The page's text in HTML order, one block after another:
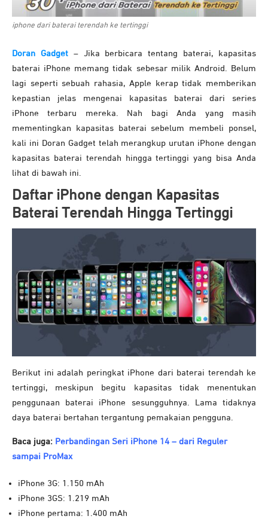
iphone dari baterai terendah ke tertinggi
Doran Gadget
– Jika berbicara tentang baterai, kapasitas
baterai iPhone memang tidak sebesar milik Android. Belum
lagi seperti sebuah rahasia, Apple kerap tidak memberikan
kepastian jelas mengenai kapasitas baterai dari series
iPhone terbaru mereka. Nah bagi Anda yang masih
mementingkan kapasitas baterai sebelum membeli ponsel,
kali ini Doran Gadget telah merangkup urutan iPhone dengan
kapasitas baterai terendah hingga tertinggi yang bisa Anda
lihat di bawah ini.
Daftar iPhone dengan Kapasitas
Baterai Terendah Hingga Tertinggi
Berikut ini adalah peringkat iPhone dari baterai terendah ke
tertinggi, meskipun begitu kapasitas tidak menentukan
penggunaan baterai iPhone sesungguhnya. Lama tidaknya
daya baterai bertahan tergantung pemakaian pengguna.
Baca juga: Perbandingan Seri iPhone 14 – dari Reguler
sampai ProMax
iPhone 3G: 1.150 mAh
iPhone 3GS: 1.219 mAh
iPhone pertama: 1.400 mAh